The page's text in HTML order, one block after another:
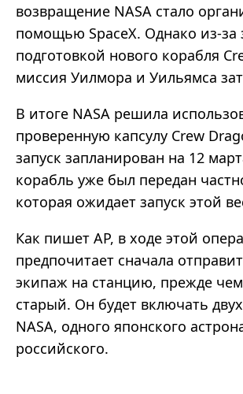
возвращение NASA стало
помощью SpaceX. Однако из-за
подготовкой нового корабля
миссия Уилмора и Уильямса
В итоге NASA решила
проверенную капсулу Crew
запуск запланирован на 12
корабль уже был передан
которая ожидает запуск этой
Как пишет AP, в ходе этой
предпочитает сначала
экипаж на станцию, прежде
старый. Он будет включать
NASA, одного японского
российского.